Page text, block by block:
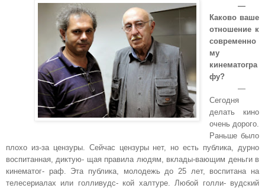
—
Каково ваше
отношение к
современно
му
кинематогра
фу?
—
Сегодня
делать кино
очень дорого.
Раньше было
плохо из-за цензуры. Сейчас цензуры нет, но есть публика, дурно
воспитанная, диктую- щая правила людям, вклады-вающим деньги в
кинематог- раф. Эта публика, молодежь до 25 лет, воспитана на
телесериалах или голливудс- кой халтуре. Любой голли- вудский